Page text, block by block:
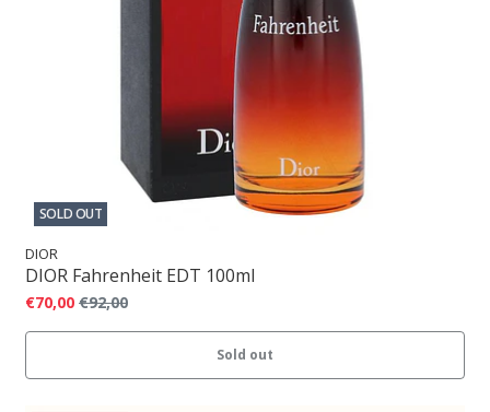
SOLD OUT
DIOR
DIOR Fahrenheit EDT 100ml
€70,00 €92,00
Sold out